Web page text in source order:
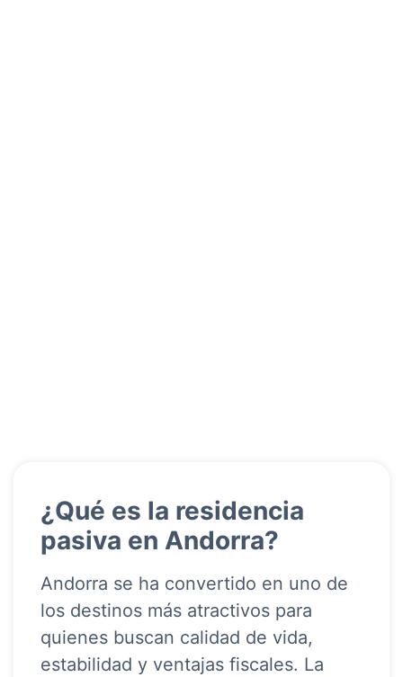
¿Qué es la residencia
pasiva en Andorra?
Andorra se ha convertido en uno de
los destinos más atractivos para
quienes buscan calidad de vida,
estabilidad y ventajas fiscales. La